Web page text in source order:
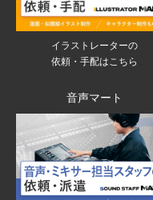
イラストレーターの
依頼・手配はこちら
音声マート